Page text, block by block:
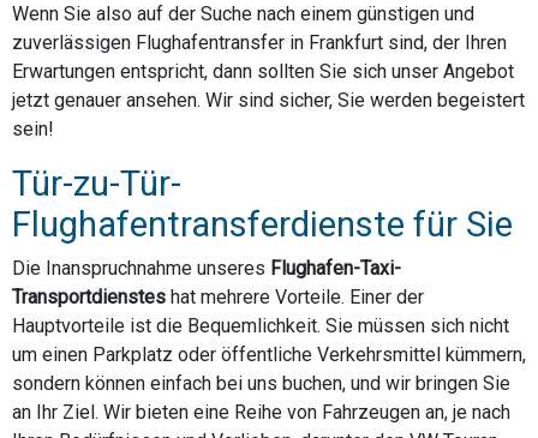
Wenn Sie also auf der Suche nach einem günstigen und
zuverlässigen Flughafentransfer in Frankfurt sind, der Ihren
Erwartungen entspricht, dann sollten Sie sich unser Angebot
jetzt genauer ansehen. Wir sind sicher, Sie werden begeistert
sein!
Tür-zu-Tür-
Flughafentransferdienste für Sie
Die Inanspruchnahme unseres Flughafen-Taxi-
Transportdienstes hat mehrere Vorteile. Einer der
Hauptvorteile ist die Bequemlichkeit. Sie müssen sich nicht
um einen Parkplatz oder öffentliche Verkehrsmittel kümmern,
sondern können einfach bei uns buchen, und wir bringen Sie
an Ihr Ziel. Wir bieten eine Reihe von Fahrzeugen an, je nach